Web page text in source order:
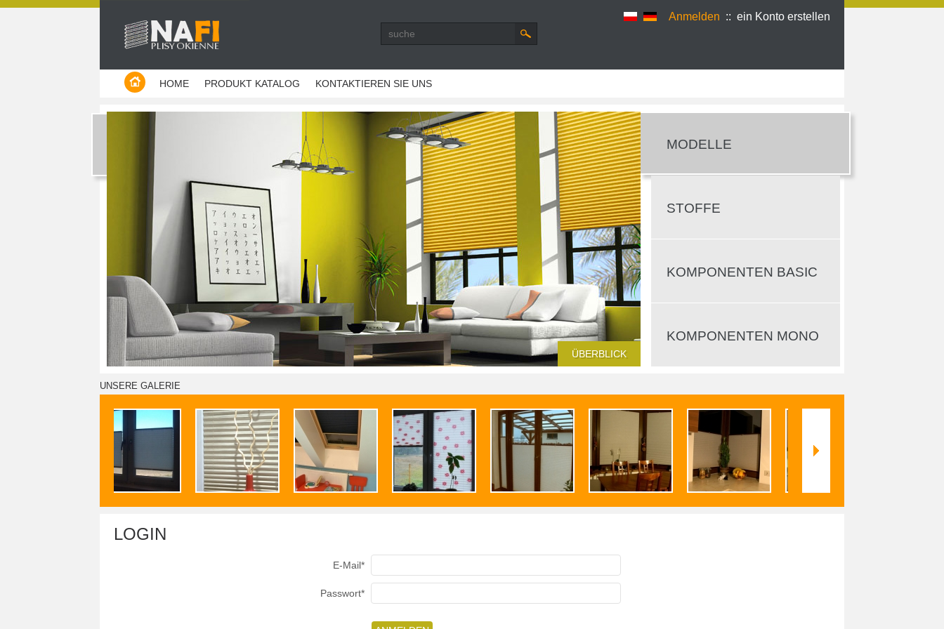
Producent plis - Warszawa
Anmelden :: ein Konto erstellen
HOME PRODUKT KATALOG KONTAKTIEREN SIE UNS
MODELLE
STOFFE
KOMPONENTEN BASIC
KOMPONENTEN MONO
ÜBERBLICK
UNSERE GALERIE
LOGIN
E-Mail*
Passwort*